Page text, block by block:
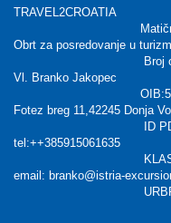
Matični broj
Obrt za
Broj
Vl.
Fotez breg
ID
KLASA:UP/I-
email: